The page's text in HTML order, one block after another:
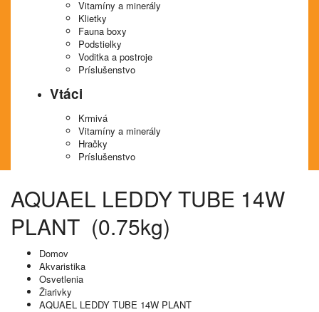
Vitamíny a minerály
Klietky
Fauna boxy
Podstielky
Voditka a postroje
Príslušenstvo
Vtáci
Krmivá
Vitamíny a minerály
Hračky
Príslušenstvo
AQUAEL LEDDY TUBE 14W
PLANT (0.75kg)
Domov
Akvaristika
Osvetlenia
Žiarivky
AQUAEL LEDDY TUBE 14W PLANT